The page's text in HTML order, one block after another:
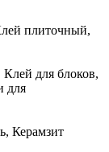
плиточный,
для блоков,
для
Керамзит